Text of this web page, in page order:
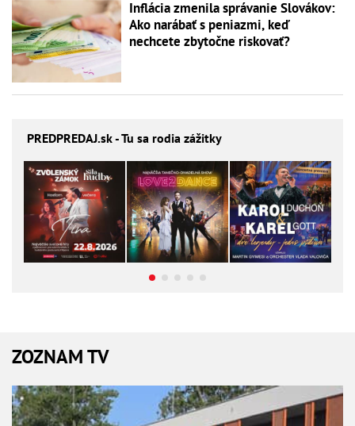
Inflácia zmenila správanie Slovákov:
Ako narábať s peniazmi, keď
nechcete zbytočne riskovať?
PREDPREDAJ.sk - Tu sa rodia zážitky
ZOZNAM TV